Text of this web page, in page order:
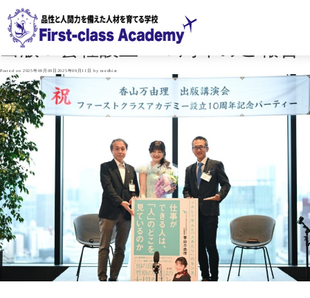
カテゴリー:Uncategorized
出版＆会社設立１０周年のご報告
Posted on2025年09月09日 2025年09月11日 bymedhist